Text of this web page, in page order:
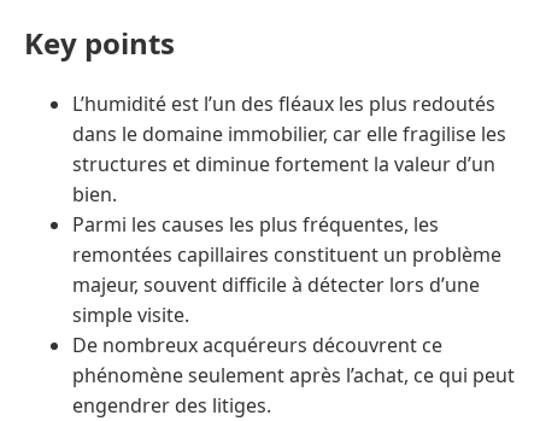
Key points
L’humidité est l’un des fléaux les plus redoutés
dans le domaine immobilier, car elle fragilise les
structures et diminue fortement la valeur d’un
bien.
Parmi les causes les plus fréquentes, les
remontées capillaires constituent un problème
majeur, souvent difficile à détecter lors d’une
simple visite.
De nombreux acquéreurs découvrent ce
phénomène seulement après l’achat, ce qui peut
engendrer des litiges.